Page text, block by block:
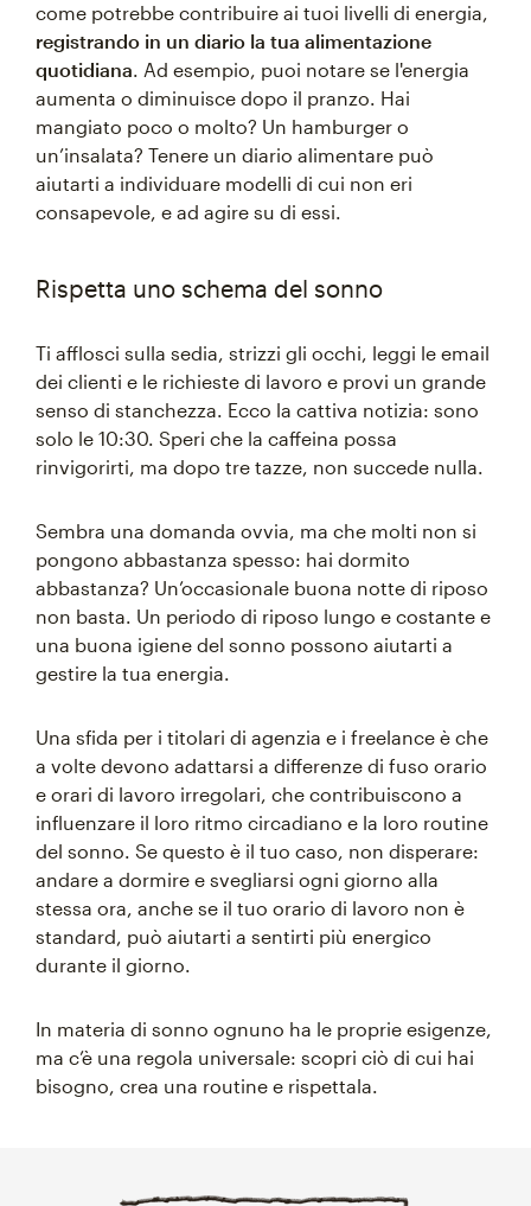
come potrebbe contribuire ai tuoi livelli di energia,
registrando in un diario la tua alimentazione
quotidiana. Ad esempio, puoi notare se l'energia
aumenta o diminuisce dopo il pranzo. Hai
mangiato poco o molto? Un hamburger o
un’insalata? Tenere un diario alimentare può
aiutarti a individuare modelli di cui non eri
consapevole, e ad agire su di essi.
Rispetta uno schema del sonno
Ti afflosci sulla sedia, strizzi gli occhi, leggi le email
dei clienti e le richieste di lavoro e provi un grande
senso di stanchezza. Ecco la cattiva notizia: sono
solo le 10:30. Speri che la caffeina possa
rinvigorirti, ma dopo tre tazze, non succede nulla.
Sembra una domanda ovvia, ma che molti non si
pongono abbastanza spesso: hai dormito
abbastanza? Un’occasionale buona notte di riposo
non basta. Un periodo di riposo lungo e costante e
una buona igiene del sonno possono aiutarti a
gestire la tua energia.
Una sfida per i titolari di agenzia e i freelance è che
a volte devono adattarsi a differenze di fuso orario
e orari di lavoro irregolari, che contribuiscono a
influenzare il loro ritmo circadiano e la loro routine
del sonno. Se questo è il tuo caso, non disperare:
andare a dormire e svegliarsi ogni giorno alla
stessa ora, anche se il tuo orario di lavoro non è
standard, può aiutarti a sentirti più energico
durante il giorno.
In materia di sonno ognuno ha le proprie esigenze,
ma c’è una regola universale: scopri ciò di cui hai
bisogno, crea una routine e rispettala.